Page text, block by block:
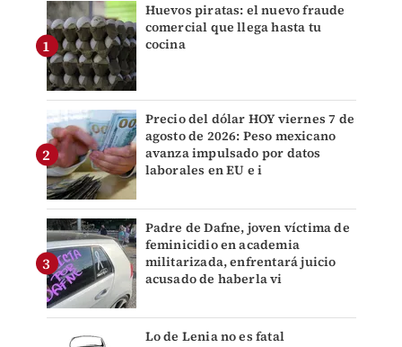
Huevos piratas: el nuevo fraude
comercial que llega hasta tu
cocina
Precio del dólar HOY viernes 7 de
agosto de 2026: Peso mexicano
avanza impulsado por datos
laborales en EU e i
Padre de Dafne, joven víctima de
feminicidio en academia
militarizada, enfrentará juicio
acusado de haberla vi
Lo de Lenia no es fatal